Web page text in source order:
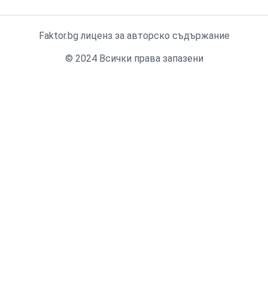
Faktor.bg лиценз за авторско съдържание
© 2024 Всички права запазени